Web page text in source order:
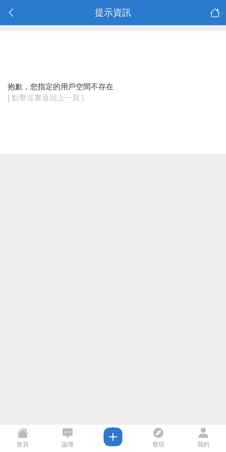
提示資訊
抱歉，您指定的用戶空間不存在
[ 點擊這裏返回上一頁 ]
首頁 論壇 發現 我的